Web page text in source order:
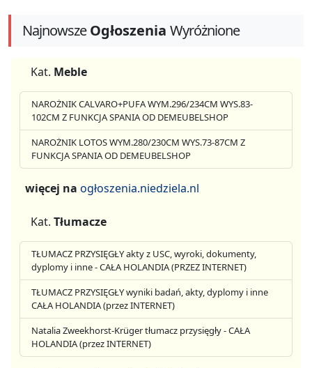
NajnowszeOgłoszenia Wyróżnione
Kat. Meble
NAROŻNIK CALVARO+PUFA WYM.296/234CM WYS.83-
102CM Z FUNKCJA SPANIA OD DEMEUBELSHOP
NAROŻNIK LOTOS WYM.280/230CM WYS.73-87CM Z
FUNKCJA SPANIA OD DEMEUBELSHOP
więcej na ogłoszenia.niedziela.nl
Kat. Tłumacze
TŁUMACZ PRZYSIĘGŁY akty z USC, wyroki, dokumenty,
dyplomy i inne - CAŁA HOLANDIA (PRZEZ INTERNET)
TŁUMACZ PRZYSIĘGŁY wyniki badań, akty, dyplomy i inne
CAŁA HOLANDIA (przez INTERNET)
Natalia Zweekhorst-Krüger tłumacz przysięgły - CAŁA
HOLANDIA (przez INTERNET)